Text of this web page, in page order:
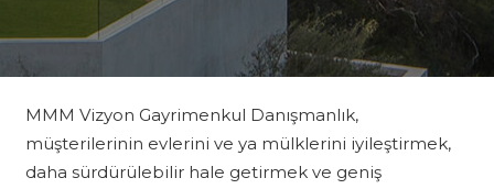
MMM Vizyon Gayrimenkul Danışmanlık,
müşterilerinin evlerini ve ya mülklerini iyileştirmek,
daha sürdürülebilir hale getirmek ve geniş